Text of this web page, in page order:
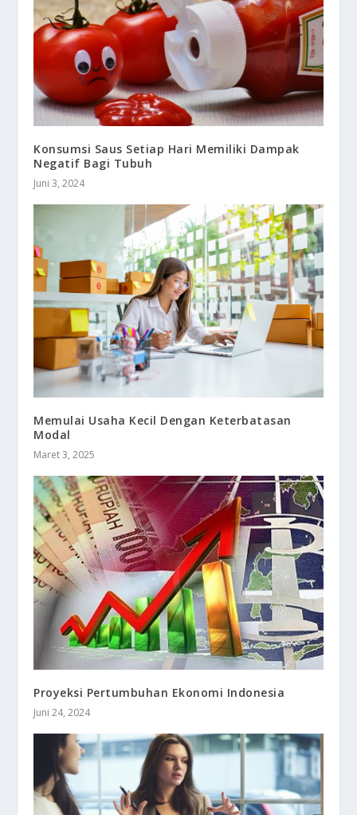
Konsumsi Saus Setiap Hari Memiliki Dampak
Negatif Bagi Tubuh
Juni 3, 2024
Memulai Usaha Kecil Dengan Keterbatasan
Modal
Maret 3, 2025
Proyeksi Pertumbuhan Ekonomi Indonesia
Juni 24, 2024